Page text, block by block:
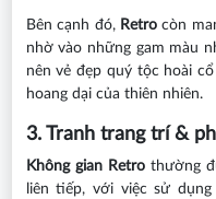
Bên cạnh đó, Retrocòn
nhờ vào những gam màu
nên vẻ đẹp quý tộc hoài
hoang dại của thiên nhiên.
3. Tranh trang trí &
Không gian Retrothường
liên tiếp, với việc sử